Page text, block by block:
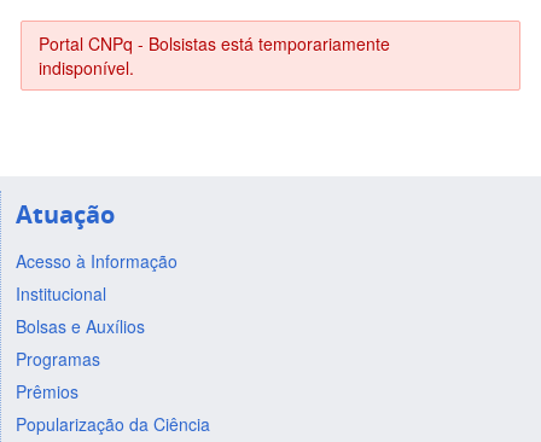
Portal CNPq - Bolsistas está temporariamente
indisponível.
Atuação
Acesso à Informação
Institucional
Bolsas e Auxílios
Programas
Prêmios
Popularização da Ciência